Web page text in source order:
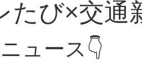
たび×交通
ュース👇